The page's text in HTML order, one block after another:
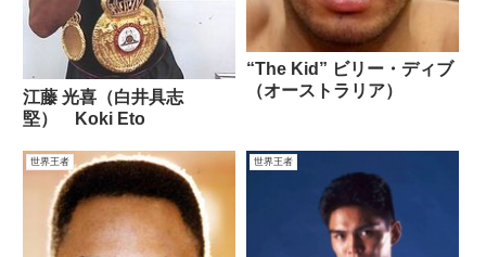
江藤 光喜（白井具志
堅） Koki Eto
“The Kid” ビリー・ディブ
（オーストラリア）
世界王者 世界王者